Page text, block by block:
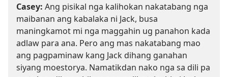
Casey: Ang pisikal nga kalihokan nakatabang nga
maibanan ang kabalaka ni Jack, busa
maningkamot mi nga maggahin ug panahon kada
adlaw para ana. Pero ang mas nakatabang mao
ang pagpaminaw kang Jack dihang ganahan
siyang moestorya. Namatikdan nako nga sa dili pa